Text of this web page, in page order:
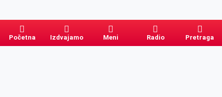
Početna Izdvajamo Meni Radio Pretraga